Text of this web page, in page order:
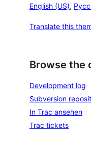
English (US),
Translate this
Browse the
Development log
Subversion
In Trac ansehen
Trac tickets